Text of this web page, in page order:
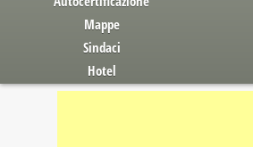
Mappe
Sindaci
Hotel